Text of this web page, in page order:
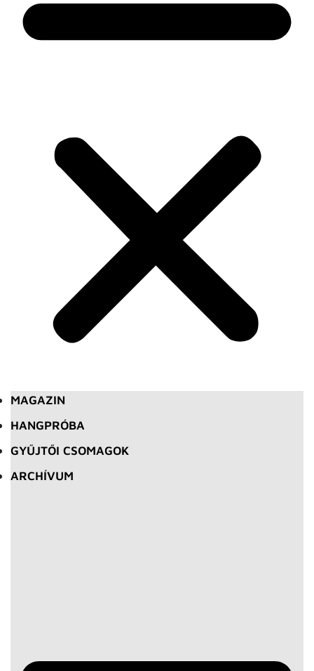
MAGAZIN
HANGPRÓBA
GYŰJTŐI CSOMAGOK
ARCHÍVUM